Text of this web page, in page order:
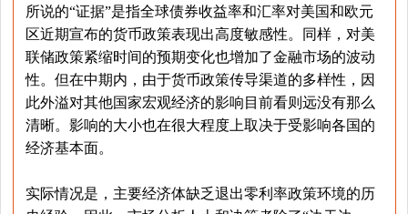
所说的“证据”是指全球债券收益率和汇率对美国和欧元
区近期宣布的货币政策表现出高度敏感性。同样，对美
联储政策紧缩时间的预期变化也增加了金融市场的波动
性。但在中期内，由于货币政策传导渠道的多样性，因
此外溢对其他国家宏观经济的影响目前看则远没有那么
清晰。影响的大小也在很大程度上取决于受影响各国的
经济基本面。
实际情况是，主要经济体缺乏退出零利率政策环境的历